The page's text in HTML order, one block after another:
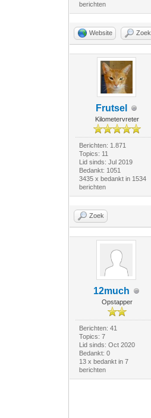
berichten
Website Zoek
Frutsel
Kilometervreter
Berichten: 1.871
Topics: 11
Lid sinds: Jul 2019
Bedankt: 1051
3435 x bedankt in 1534
berichten
Zoek
12much
Opstapper
Berichten: 41
Topics: 7
Lid sinds: Oct 2020
Bedankt: 0
13 x bedankt in 7
berichten